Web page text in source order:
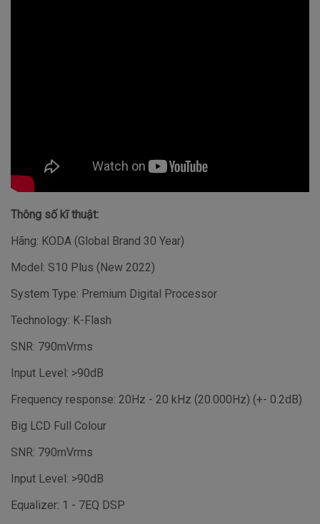
Thông số kĩ thuật:
Hãng: KODA (Global Brand 30 Year)
Model: S10 Plus (New 2022)
System Type: Premium Digital Processor
Technology: K-Flash
SNR: 790mVrms
Input Level: >90dB
Frequency response: 20Hz - 20 kHz (20.000Hz) (+- 0.2dB)
Big LCD Full Colour
SNR: 790mVrms
Input Level: >90dB
Equalizer: 1 - 7EQ DSP